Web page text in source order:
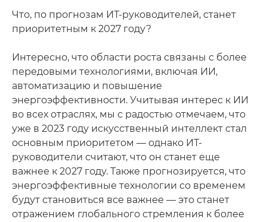
Что, по прогнозам ИТ-руководителей, станет
приоритетным к 2027 году?
Интересно, что области роста связаны с более
передовыми технологиями, включая ИИ,
автоматизацию и повышение
энергоэффективности. Учитывая интерес к ИИ
во всех отраслях, мы с радостью отмечаем, что
уже в 2023 году искусственный интеллект стал
основным приоритетом — однако ИТ-
руководители считают, что он станет еще
важнее к 2027 году. Также прогнозируется, что
энергоэффективные технологии со временем
будут становиться все важнее — это станет
отражением глобального стремления к более